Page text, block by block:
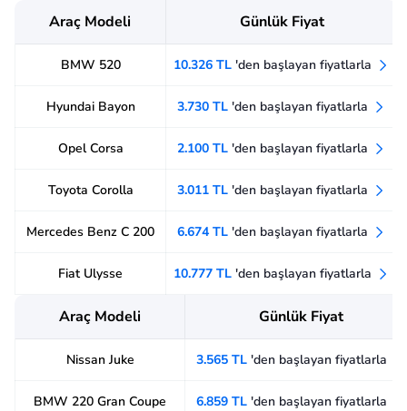
Araç Modeli Günlük Fiyat
BMW 520 10.326 TL'den başlayan fiyatlarla
Hyundai Bayon 3.730 TL'den başlayan fiyatlarla
Opel Corsa 2.100 TL'den başlayan fiyatlarla
Toyota Corolla 3.011 TL'den başlayan fiyatlarla
Mercedes Benz C 200 6.674 TL'den başlayan fiyatlarla
Fiat Ulysse 10.777 TL'den başlayan fiyatlarla
Araç Modeli Günlük Fiyat
Nissan Juke 3.565 TL'den başlayan fiyatlarla
BMW 220 Gran Coupe 6.859 TL'den başlayan fiyatlarla